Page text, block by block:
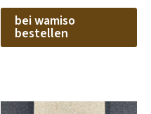
bei wamiso
bestellen